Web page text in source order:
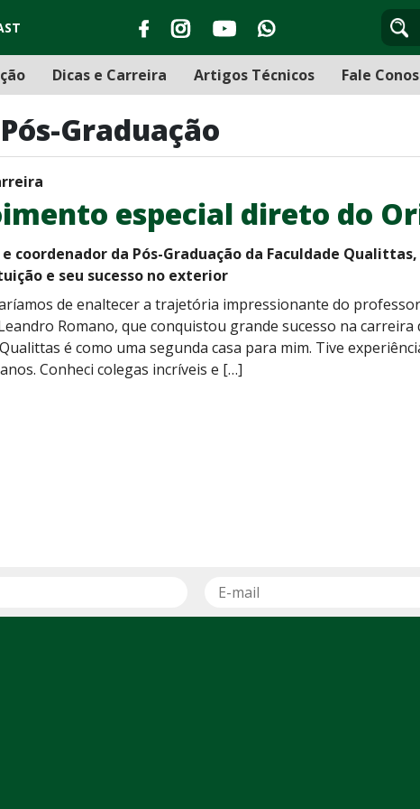
Dicas e Carreira Artigos Técnicos Fale
Graduação
especial direto do
coordenador da Pós-Graduação da Faculdade
e seu sucesso no exterior
de enaltecer a trajetória impressionante do
Romano, que conquistou grande sucesso na
é como uma segunda casa para mim. Tive
Conheci colegas incríveis e […]